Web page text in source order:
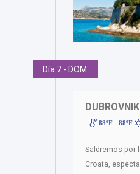
Día 7 - DOM.
DUBROVNIK
88ºF - 88ºF
Saldremos por
Croata,